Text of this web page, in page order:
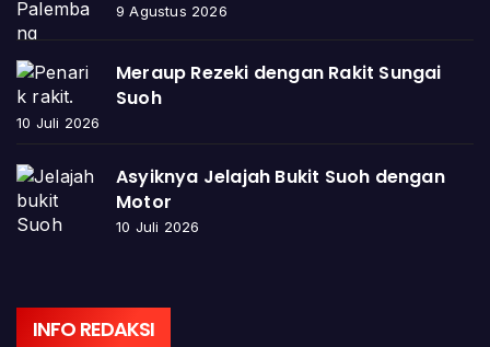
9 Agustus 2026
Meraup Rezeki dengan Rakit Sungai
Suoh
10 Juli 2026
Asyiknya Jelajah Bukit Suoh dengan
Motor
10 Juli 2026
INFO REDAKSI